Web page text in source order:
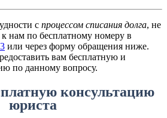
с процессом списания долга, не
к нам по бесплатному номеру в
или через форму обращения ниже.
вам бесплатную и
по данному вопросу.
консультацию
юриста